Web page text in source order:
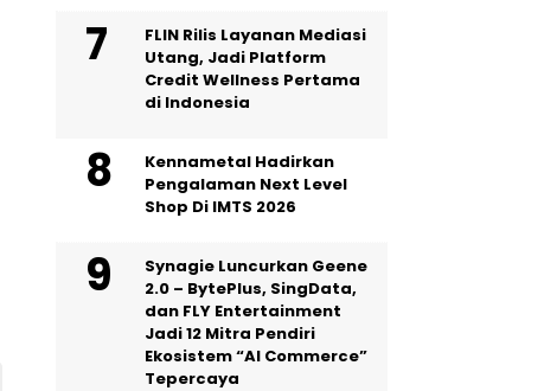
FLIN Rilis Layanan Mediasi
Utang, Jadi Platform
Credit Wellness Pertama
di Indonesia
Kennametal Hadirkan
Pengalaman Next Level
Shop Di IMTS 2026
Synagie Luncurkan Geene
2.0 – BytePlus, SingData,
dan FLY Entertainment
Jadi 12 Mitra Pendiri
Ekosistem “AI Commerce”
Tepercaya